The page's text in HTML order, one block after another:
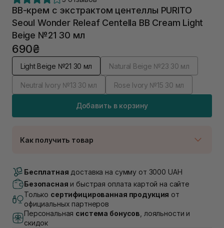
ВВ-крем с экстрактом центеллы PURITO
Seoul Wonder Releaf Centella BB Cream Light
Beige №21 30 мл
690₴
Light Beige №21 30 мл Natural Beige №23 30 мл
Neutral Ivory №13 30 мл Rose Ivory №15 30 мл
Добавить в корзину
Как получить товар
В наличии
Самовывоз г. Луцк, Винниченка 4
Самовывоз г. Львов, ул. Академика Подстригача,
1В (Duck's Lake)
Бесплатная доставка на сумму от 3000 UAH
Безопасная и быстрая оплата картой на сайте
Только сертифицированная продукция от
официальных партнеров
Персональная система бонусов , лояльности и
скидок